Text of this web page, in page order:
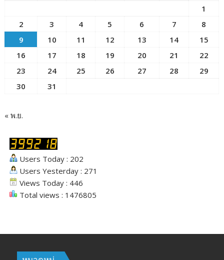
1
2
3 4 5 6 7
8
9
10 11 12 13 14
15
16
17 18 19 20 21
22
23
24 25 26 27 28
29
30
31
« พ.ย.
Users Today : 202
Users Yesterday : 271
Views Today : 446
Total views : 1476805